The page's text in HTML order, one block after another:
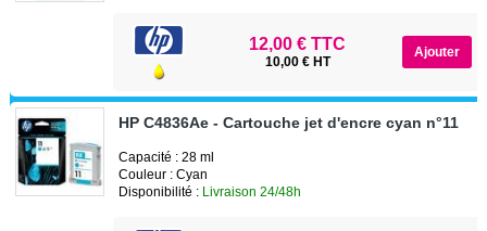
12,00 € TTC
10,00 € HT
HP C4836Ae - Cartouche jet d'encre cyan n°11
Capacité : 28 ml
Couleur : Cyan
Disponibilité : Livraison 24/48h